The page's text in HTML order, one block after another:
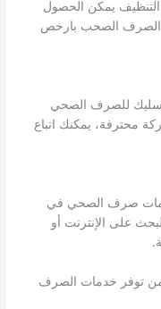
يمكن الحصول
الصحب بارخص
للصرف الصحي
يمكنك اتباع
صرف الصحي في
على الإنترنت أو
من توفر خدمات الصرف